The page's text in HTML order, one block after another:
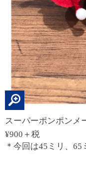
スーパーポンポンメ
¥900＋税
＊今回は45ミリ、65